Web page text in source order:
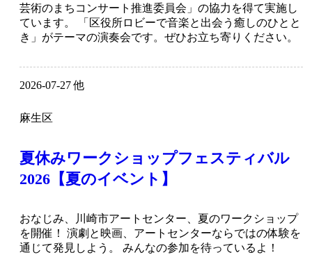
芸術のまちコンサート推進委員会」の協力を得て実施し
ています。 「区役所ロビーで音楽と出会う癒しのひとと
き」がテーマの演奏会です。ぜひお立ち寄りください。
2026-07-27 他
麻生区
夏休みワークショップフェスティバル
2026【夏のイベント】
おなじみ、川崎市アートセンター、夏のワークショップ
を開催！ 演劇と映画、アートセンターならではの体験を
通じて発見しよう。 みんなの参加を待っているよ！